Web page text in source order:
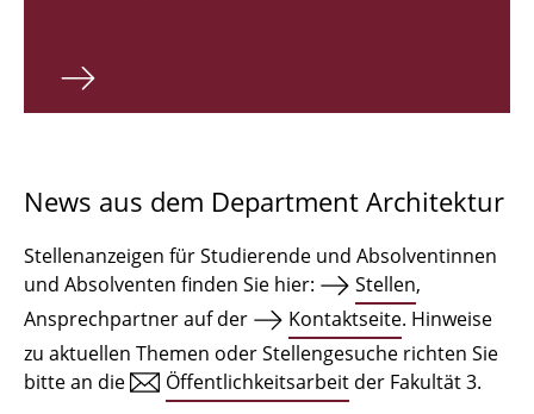
Master Architektur
Qualifikationsprofil
Institute
Einrichtungen
Zeichensäle
News aus dem Department Architektur
Stellenanzeigen für Studierende und Absolventinnen
und Absolventen finden Sie hier:
Stellen,
Ansprechpartner auf der
Kontaktseite. Hinweise
zu aktuellen Themen oder Stellengesuche richten Sie
bitte an die
Öffentlichkeitsarbeit der Fakultät 3.